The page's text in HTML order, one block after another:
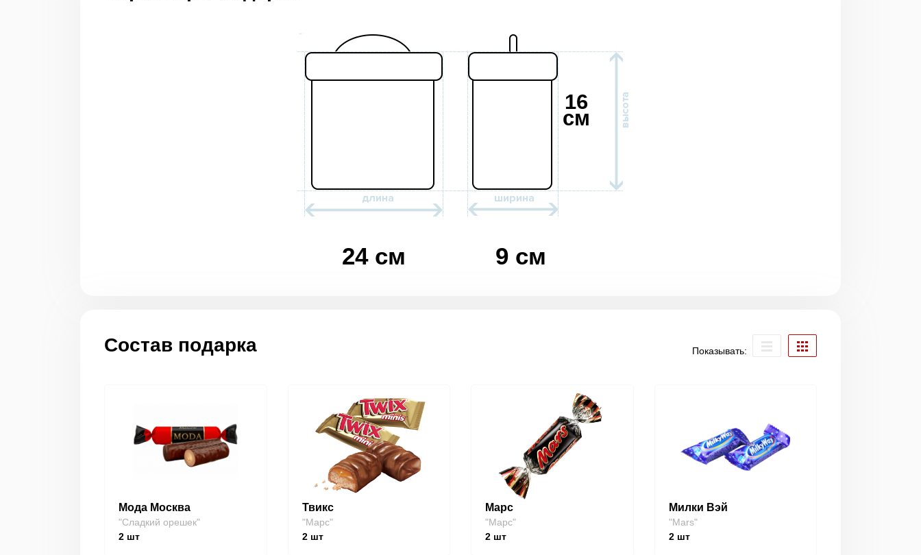
24 см 9 см
16
см
Состав подарка Показывать:
Мода Москва
"Сладкий орешек"
2 шт
Твикс
"Марс"
2шт
Марс
"Марс"
2 шт
Милки Вэй
"Mars"
2шт